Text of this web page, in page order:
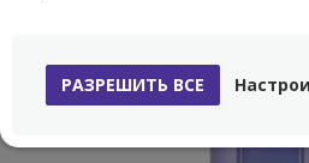
РАЗРЕШИТЬ ВСЕ